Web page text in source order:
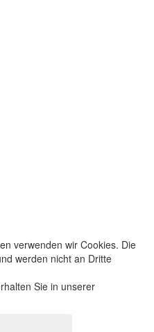
verwenden wir Cookies. Die
werden nicht an Dritte
Sie in unserer